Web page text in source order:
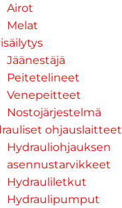
Airot
Melat
Jäänestäjä
Peitetelineet
Venepeitteet
Nostojärjestelmä
ohjauslaitteet
Hydrauliohjauksen
asennustarvikkeet
Hydrauliletkut
Hydraulipumput